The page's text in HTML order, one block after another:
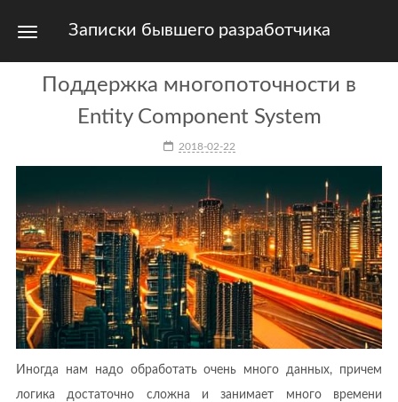
Записки бывшего разработчика
Поддержка многопоточности в
Entity Component System
2018-02-22
Иногда нам надо обработать очень много данных, причем
логика достаточно сложна и занимает много времени